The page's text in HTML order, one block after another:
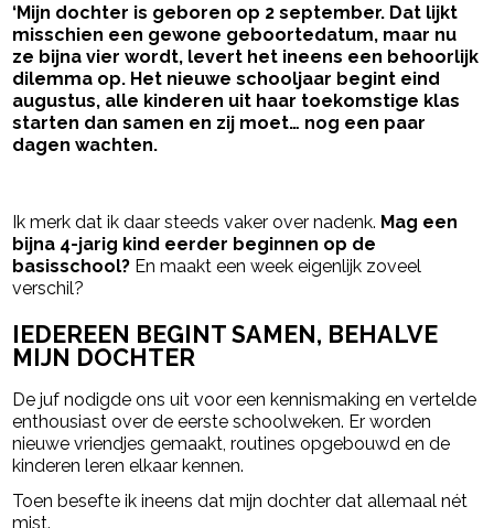
‘Mijn dochter is geboren op 2 september. Dat lijkt
misschien een gewone geboortedatum, maar nu
ze bijna vier wordt, levert het ineens een behoorlijk
dilemma op. Het nieuwe schooljaar begint eind
augustus, alle kinderen uit haar toekomstige klas
starten dan samen en zij moet… nog een paar
dagen wachten.
Ik merk dat ik daar steeds vaker over nadenk. Mag een
bijna 4-jarig kind eerder beginnen op de
basisschool? En maakt een week eigenlijk zoveel
verschil?
IEDEREEN BEGINT SAMEN, BEHALVE
MIJN DOCHTER
De juf nodigde ons uit voor een kennismaking en vertelde
enthousiast over de eerste schoolweken. Er worden
nieuwe vriendjes gemaakt, routines opgebouwd en de
kinderen leren elkaar kennen.
Toen besefte ik ineens dat mijn dochter dat allemaal nét
mist.